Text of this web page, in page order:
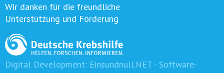
Wir danken für die freundliche
Unterstützung und Förderung
Digital Development: Einsundnull.NET - Software-